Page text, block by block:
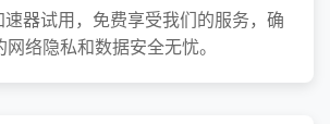
器试用，免费享受我们的服务，确
网络隐私和数据安全无忧。